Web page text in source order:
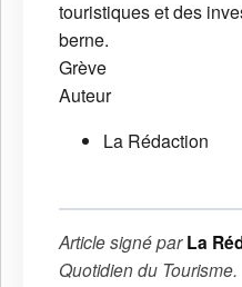
touristiques et des
berne.
Grève
Auteur
La Rédaction
Article signé parLa
Quotidien du Tourisme.